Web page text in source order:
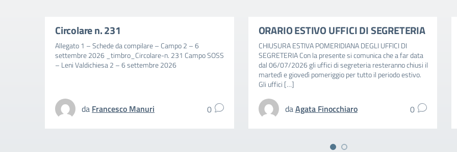
Circolare n. 231
Allegato 1 – Schede da compilare – Campo 2 – 6
settembre 2026 _timbro_Circolare-n. 231 Campo SOSS
– Leni Valdichiesa 2 – 6 settembre 2026
da Francesco Manuri 0
ORARIO ESTIVO UFFICI DI SEGRETERIA
CHIUSURA ESTIVA POMERIDIANA DEGLI UFFICI DI
SEGRETERIA Con la presente si comunica che a far data
dal 06/07/2026 gli uffici di segreteria resteranno chiusi il
martedì e giovedì pomeriggio per tutto il periodo estivo.
Gli uffici […]
daAgata Finocchiaro 0